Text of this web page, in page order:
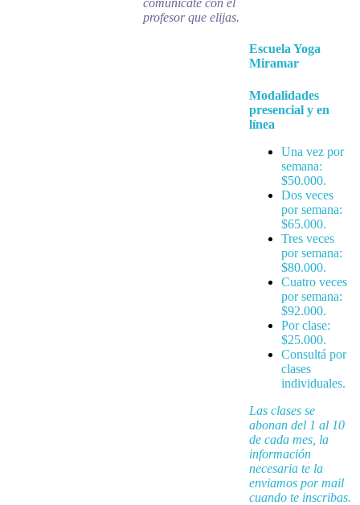
comunicate con el
profesor que elijas.
Escuela Yoga
Miramar
Modalidades
presencial y en
línea
Una vez por
semana:
$50.000.
Dos veces
por semana:
$65.000.
Tres veces
por semana:
$80.000.
Cuatro veces
por semana:
$92.000.
Por clase:
$25.000.
Consultá por
clases
individuales.
Las clases se
abonan del 1 al 10
de cada mes, la
información
necesaria te la
enviamos por mail
cuando te inscribas.